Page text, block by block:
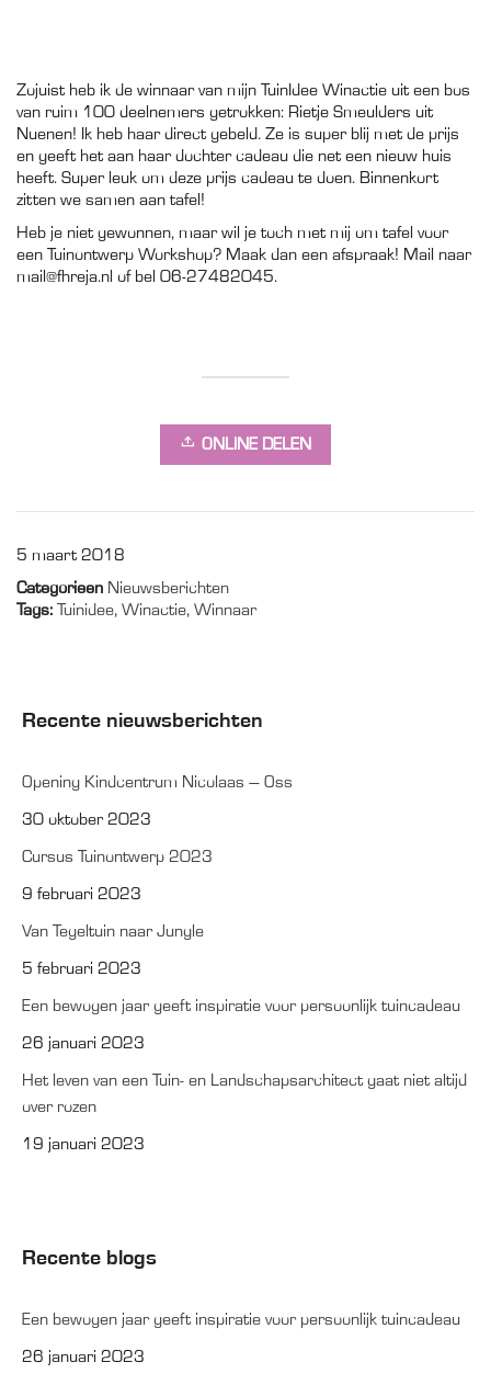
Zojuist heb ik de winnaar van mijn TuinIdee Winactie uit een bos
van ruim 100 deelnemers getrokken: Rietje Smeulders uit
Nuenen! Ik heb haar direct gebeld. Ze is super blij met de prijs
en geeft het aan haar dochter cadeau die net een nieuw huis
heeft. Super leuk om deze prijs cadeau te doen. Binnenkort
zitten we samen aan tafel!
Heb je niet gewonnen, maar wil je toch met mij om tafel voor
een Tuinontwerp Workshop? Maak dan een afspraak! Mail naar
mail@fhreja.nl of bel 06-27482045.
ONLINE DELEN
5 maart 2018
Categorieen Nieuwsberichten
Tags:
Tuinidee, Winactie, Winnaar
Recente nieuwsberichten
Opening Kindcentrum Nicolaas – Oss
30 oktober 2023
Cursus Tuinontwerp 2023
9 februari 2023
Van Tegeltuin naar Jungle
5 februari 2023
Een bewogen jaar geeft inspiratie voor persoonlijk tuincadeau
26 januari 2023
Het leven van een Tuin- en Landschapsarchitect gaat niet altijd
over rozen
19 januari 2023
Recente blogs
Een bewogen jaar geeft inspiratie voor persoonlijk tuincadeau
26 januari 2023